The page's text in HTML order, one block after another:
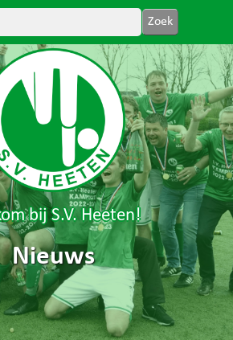
bij S.V. Heeten!
Nieuws